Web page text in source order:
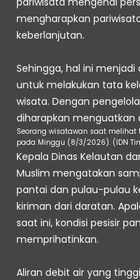
mengharapkan
keberlanjutan.
Sehingga, hal ini
untuk melakukan tata
wisata. Dengan
diharapkan menguatkan
Seorang wisatawan saat
pada Minggu (8/3/2026). (IDN
Kepala Dinas Kelautan
Muslim mengatakan
pantai dan pulau-pulau
kiriman dari daratan.
saat ini, kondisi pesisir
memprihatinkan.
Aliran debit air yang